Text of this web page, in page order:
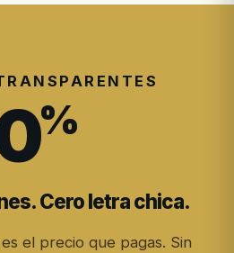
%
Cero letra chica.
el precio que pagas. Sin